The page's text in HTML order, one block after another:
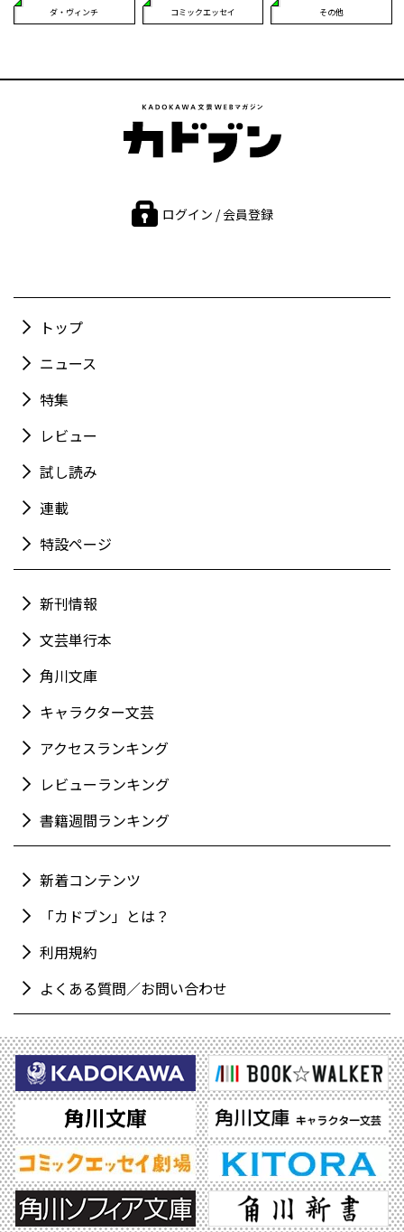
ダ・ヴィンチ コミックエッセイ その他
ログイン / 会員登録
トップ
ニュース
特集
レビュー
試し読み
連載
特設ページ
新刊情報
文芸単行本
角川文庫
キャラクター文芸
アクセスランキング
レビューランキング
書籍週間ランキング
新着コンテンツ
「カドブン」とは？
利用規約
よくある質問／お問い合わせ